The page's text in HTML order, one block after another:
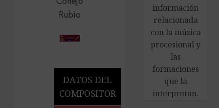
DATOS DEL
COMPOSITOR
información
relacionada
con la música
procesional y
las
formaciones
que la
interpretan.